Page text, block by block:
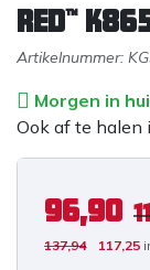
RED™
Artikelnummer:
Morgen in
Ook af te halen
96,90
137,94 117,25